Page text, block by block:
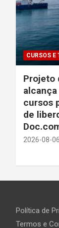
CURSOS
Projeto
cursos
de
2026-08-06
Política de
Termos e